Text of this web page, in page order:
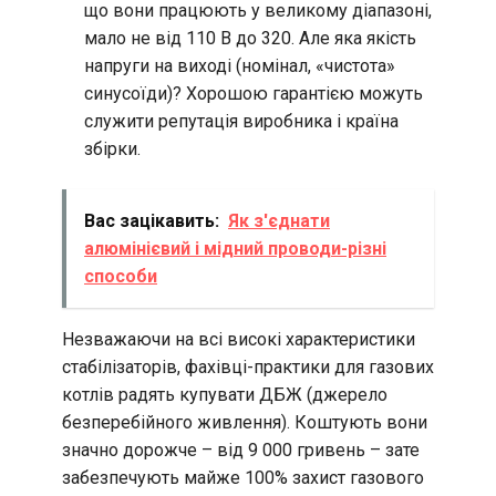
що вони працюють у великому діапазоні,
мало не від 110 В до 320. Але яка якість
напруги на виході (номінал, «чистота»
синусоїди)? Хорошою гарантією можуть
служити репутація виробника і країна
збірки.
Вас зацікавить: Як з'єднати
алюмінієвий і мідний проводи-різні
способи
Незважаючи на всі високі характеристики
стабілізаторів, фахівці-практики для газових
котлів радять купувати ДБЖ (джерело
безперебійного живлення). Коштують вони
значно дорожче – від 9 000 гривень – зате
забезпечують майже 100% захист газового